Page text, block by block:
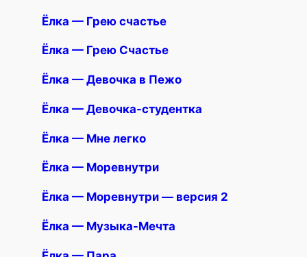
Ëлка — Грею счастье
Ëлка — Грею Счастье
Ëлка — Девочка в Пежо
Ëлка — Девочка-студентка
Ëлка — Мне легко
Ëлка — Моревнутри
Ëлка — Моревнутри — версия 2
Ëлка — Музыка-Мечта